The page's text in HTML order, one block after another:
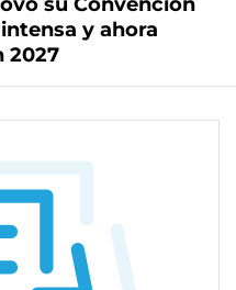
y ahora
2027